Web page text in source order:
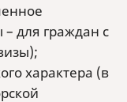
для граждан с
характера (в